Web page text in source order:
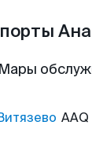
AAQ